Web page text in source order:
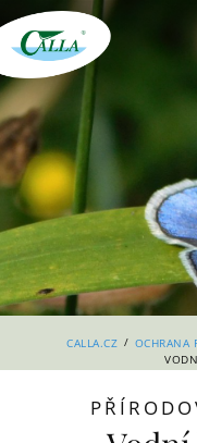
CALLA.CZ / OCHRANA